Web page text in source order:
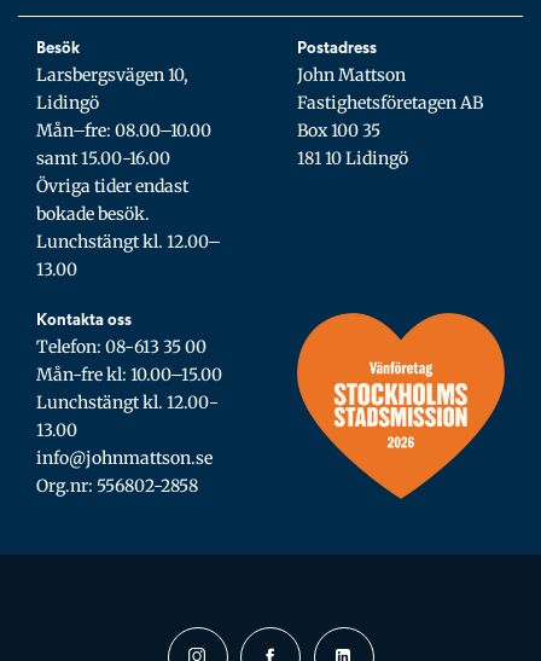
Besök
Larsbergsvägen 10,
Lidingö
Mån–fre: 08.00–10.00
samt 15.00-16.00
Övriga tider endast
bokade besök.
Lunchstängt kl. 12.00–
13.00
Postadress
John Mattson
Fastighetsföretagen AB
Box 100 35
181 10 Lidingö
Kontakta oss
Telefon: 08-613 35 00
Mån-fre kl: 10.00–15.00
Lunchstängt kl. 12.00-
13.00
info@johnmattson.se
Org.nr: 556802-2858